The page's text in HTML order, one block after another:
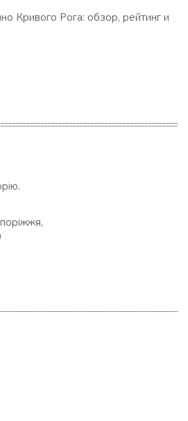
Кривого Рога: обзор, рейтинг и